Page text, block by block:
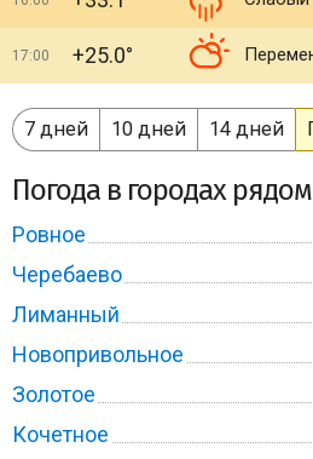
17:00 +25.0°
7 дней 10 дней 14 дней
Погода в городах рядом
Ровное
Черебаево
Лиманный
Новопривольное
Золотое
Кочетное